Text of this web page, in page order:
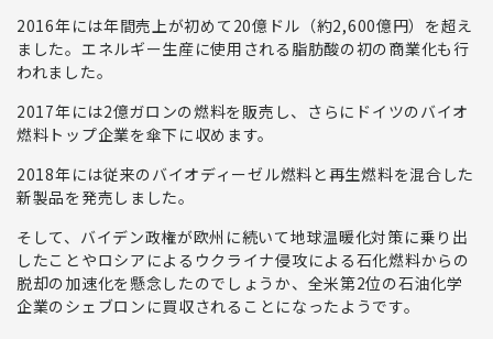
2016年には年間売上が初めて20億ドル（約2,600億円）を超え
ました。エネルギー生産に使用される脂肪酸の初の商業化も行
われました。
2017年には2億ガロンの燃料を販売し、さらにドイツのバイオ
燃料トップ企業を傘下に収めます。
2018年には従来のバイオディーゼル燃料と再生燃料を混合した
新製品を発売しました。
そして、バイデン政権が欧州に続いて地球温暖化対策に乗り出
したことやロシアによるウクライナ侵攻による石化燃料からの
脱却の加速化を懸念したのでしょうか、 全米第2位の石油化学
企業のシェブロンに買収される ことになったようです。